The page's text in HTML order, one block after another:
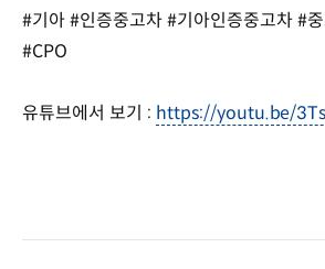
#기아 #인증중고차 #기아인증중고차 #
#CPO
유튜브에서 보기 : https://youtu.be/